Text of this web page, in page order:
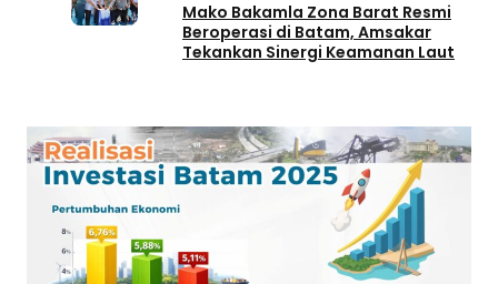
Mako Bakamla Zona Barat Resmi
Beroperasi di Batam, Amsakar
Tekankan Sinergi Keamanan Laut